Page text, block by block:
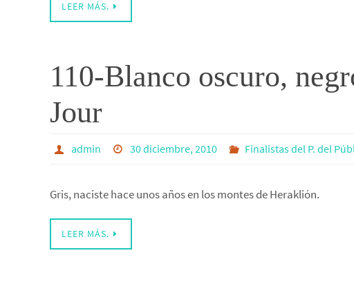
LEER MÁS.
110-Blanco oscuro,
Jour
admin 30 diciembre, 2010 Finalistas del P. del
Gris, naciste hace unos años en los montes de Heraklión.
LEER MÁS.